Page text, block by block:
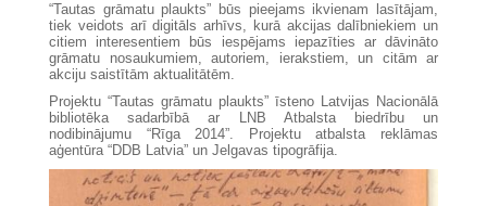
“Tautas grāmatu plaukts” būs pieejams ikvienam lasītājam,
tiek veidots arī digitāls arhīvs, kurā akcijas dalībniekiem un
citiem interesentiem būs iespējams iepazīties ar dāvināto
grāmatu nosaukumiem, autoriem, ierakstiem, un citām ar
akciju saistītām aktualitātēm.
Projektu “Tautas grāmatu plaukts” īsteno Latvijas Nacionālā
bibliotēka sadarbībā ar LNB Atbalsta biedrību un
nodibinājumu “Rīga 2014”. Projektu atbalsta reklāmas
aģentūra “DDB Latvia” un Jelgavas tipogrāfija.